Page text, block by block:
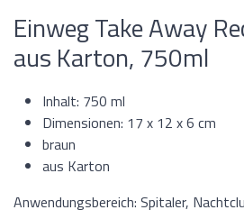
Einweg Take Away
aus Karton, 750ml
Inhalt: 750 ml
Dimensionen: 17 x 12 x 6 cm
braun
aus Karton
Anwendungsbereich: Spitaler,